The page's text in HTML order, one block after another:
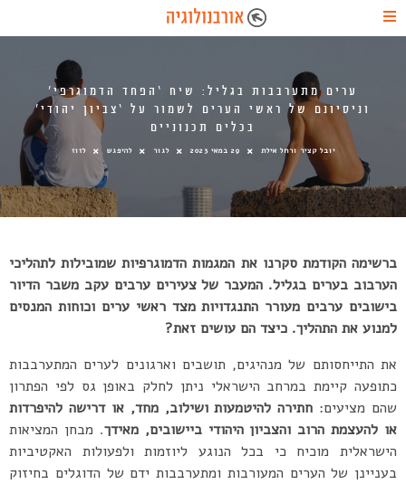
ערים מתערבבות בגליל: שיח ‘הפחד הדמוגרפי’
וניסיונם של ראשי הערים לשמור על ‘צביון יהודי’
בכלים תכנוניים
יובל קציר ורחל אילת 29 במאי 2023 לגור להיפגש לזוז
ברשימה הקודמת סקרנו את המגמות הדמוגרפיות שמובילות לתהליכי
הערבוב בערים בגליל. המעבר של צעירים ערבים עקב משבר הדיור
בישובים ערבים מעורר התנגדויות מצד ראשי ערים וכוחות המנסים
למנוע את התהליך. כיצד הם עושים זאת?
את התייחסותם של מנהיגים, תושבים וארגונים לערים המתערבבות
כתופעה קיימת במרחב הישראלי ניתן לחלק באופן גס לפי הפתרון
שהם מציעים: חתירה להיטמעות ושילוב, מחד, או דרישה להיפרדות
או להעצמת הרוב והצביון היהודי ביישובים, מאידך. מבחן המציאות
הישראלית מוכיח כי בכל הנוגע ליוזמות ולפעולות האקטיביות
בעניינן של הערים המעורבות ומתערבבות ידם של הדוגלים בחיזוק